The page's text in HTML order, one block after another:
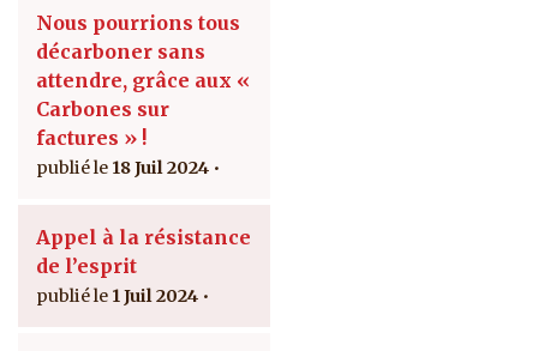
Nous pourrions tous
décarboner sans
attendre, grâce aux «
Carbones sur
factures » !
18 Juil 2024
Appel à la résistance
de l’esprit
1 Juil 2024